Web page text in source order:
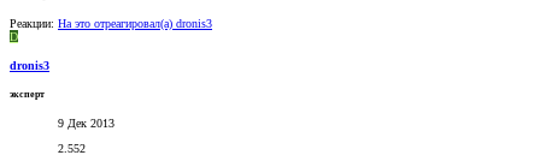
Реакции: На это отреагировал(а) dronis3
D
dronis3
эксперт
9 Дек 2013
2.552